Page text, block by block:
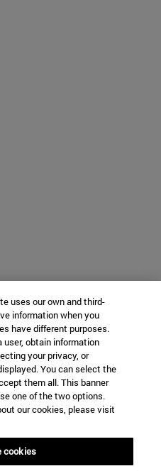
uses our own and third-
information when you
have different purposes.
user, obtain information
your privacy, or
You can select the
them all. This banner
one of the two options.
our cookies, please visit
cookies